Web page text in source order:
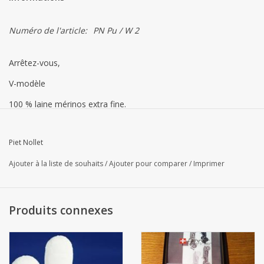
Numéro de l'article: PN Pu / W 2
Arrêtez-vous,
V-modèle
100 % laine mérinos extra fine.
Lavez le PULL à l’envers afin que d’autres vêtements ne frottent
pas contre le tissu.
Pas plus de 30 degrés.
N'utilisez pas d'assouplissant.
Laissez également la machine à laver essorer le moins possible.
Piet Nollet
Ajouter à la liste de souhaits/Ajouter pour comparer/ Imprimer
Produits connexes